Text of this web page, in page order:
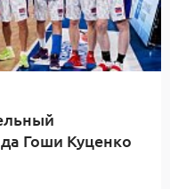
Гоши Куценко